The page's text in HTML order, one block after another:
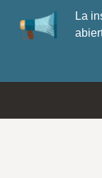
La